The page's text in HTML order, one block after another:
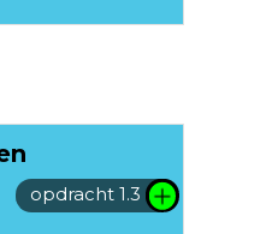
opdracht 1.3